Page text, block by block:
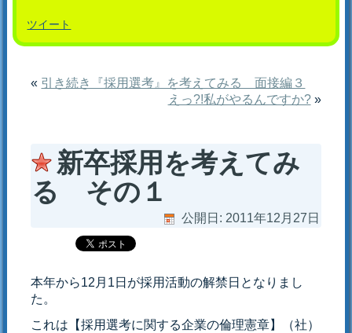
ツイート
« 引き続き『採用選考』を考えてみる 面接編３
えっ?!私がやるんですか?»
新卒採用を考えてみ
る その１
公開日: 2011年12月27日
本年から12月1日が採用活動の解禁日となりまし
た。
これは【採用選考に関する企業の倫理憲章】（社）